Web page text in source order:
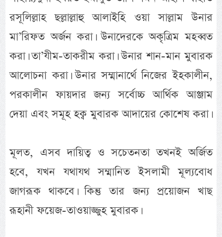
রসূলিল্লাহ ছল্লাল্লাহু আলাইহি ওয়া সাল্লাম উনার
মা’রিফত অর্জন করা। উনাদেরকে অকৃত্রিম মহব্বত
করা। তা’যীম-তাকরীম করা। উনার শান-মান মুবারক
আলোচনা করা। উনার সম্মানার্থে নিজের ইহকালীন,
পরকালীন ফায়দার জন্য সর্বোচ্চ আর্থিক আঞ্জাম
দেয়া এবং সমূহ হক্ব মুবারক আদায়ের কোশেষ করা।
মূলত, এসব দায়িত্ব ও সচেতনতা তখনই অর্জিত
হবে, যখন যথাযথ সম্মানিত ইসলামী মূল্যবোধ
জাগরূক থাকবে। কিন্তু তার জন্য প্রয়োজন খাছ
রূহানী ফয়েজ-তাওয়াজ্জুহ মুবারক।